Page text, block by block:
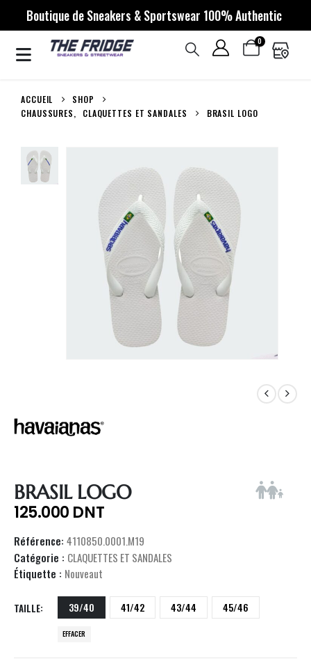
Boutique de Sneakers & Sportswear 100% Authentic
0
ACCUEIL
SHOP
CHAUSSURES, CLAQUETTES ET SANDALES BRASIL LOGO
BRASIL LOGO
125.000 DNT
Référence: 4110850.0001.M19
Catégorie : CLAQUETTES ET SANDALES
Étiquette : Nouveaut
TAILLE 39/40 41/42 43/44 45/46
EFFACER